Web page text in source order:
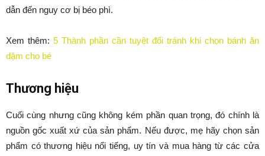
dẫn đến nguy cơ bị béo phì.
Xem thêm: 5 Thành phần cần tuyệt đối tránh khi chọn bánh ăn
dặm cho bé
Thương hiệu
Cuối cùng nhưng cũng không kém phần quan trọng, đó chính là
nguồn gốc xuất xứ của sản phẩm. Nếu được, mẹ hãy chọn sản
phẩm có thương hiệu nổi tiếng, uy tín và mua hàng từ các cửa